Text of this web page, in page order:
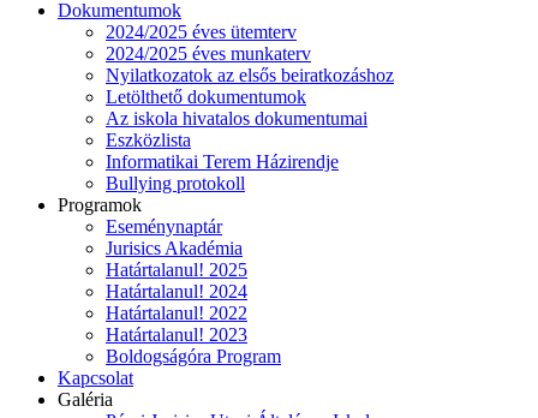
Dokumentumok
2024/2025 éves ütemterv
2024/2025 éves munkaterv
Nyilatkozatok az elsős beiratkozáshoz
Letölthető dokumentumok
Az iskola hivatalos dokumentumai
Eszközlista
Informatikai Terem Házirendje
Bullying protokoll
Programok
Eseménynaptár
Jurisics Akadémia
Határtalanul! 2025
Határtalanul! 2024
Határtalanul! 2022
Határtalanul! 2023
Boldogságóra Program
Kapcsolat
Galéria